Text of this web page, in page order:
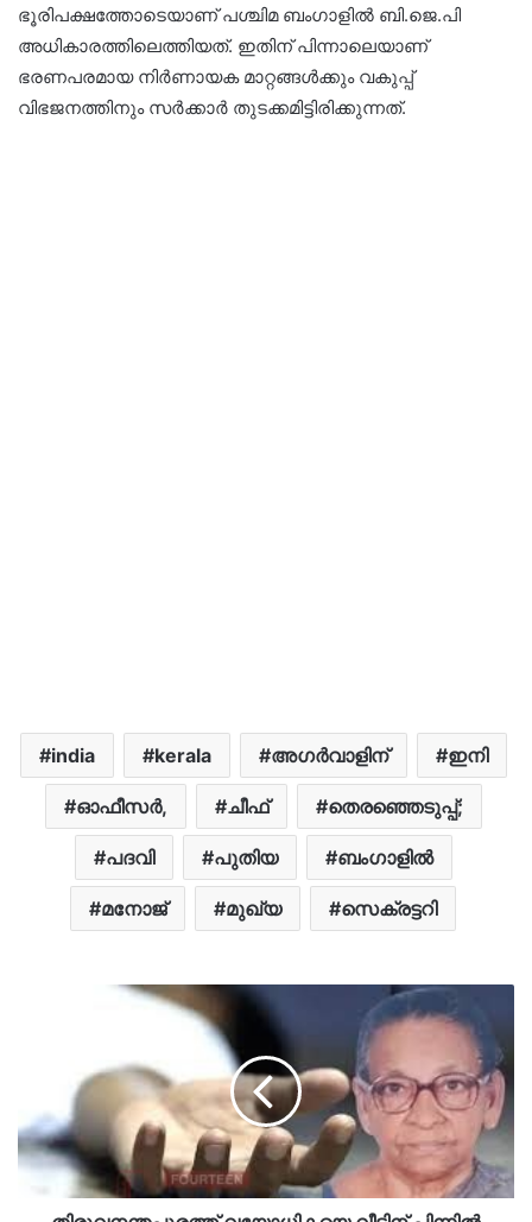
ഭൂരിപക്ഷത്തോടെയാണ് പശ്ചിമ ബംഗാളിൽ ബി.ജെ.പി
അധികാരത്തിലെത്തിയത്. ഇതിന് പിന്നാലെയാണ്
ഭരണപരമായ നിർണായക മാറ്റങ്ങൾക്കും വകുപ്പ്
വിഭജനത്തിനും സർക്കാർ തുടക്കമിട്ടിരിക്കുന്നത്.
india kerala അഗർവാളിന് ഇനി
ഓഫീസർ, ചീഫ് തെരഞ്ഞെടുപ്പ്;
പദവി പുതിയ ബംഗാളില്‍
മനോജ് മുഖ്യ സെക്രട്ടറി